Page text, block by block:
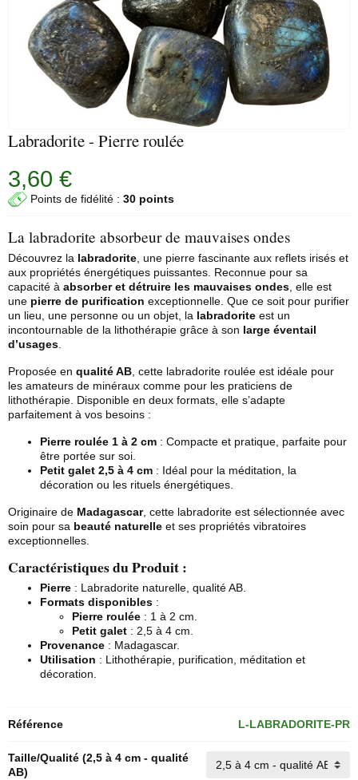
Labradorite - Pierre roulée
3,60 €
Points de fidélité : 30 points
La labradorite absorbeur de mauvaises ondes
Découvrez la labradorite , une pierre fascinante aux reflets irisés et
aux propriétés énergétiques puissantes. Reconnue pour sa
capacité à absorber et détruire les mauvaises ondes , elle est
une pierre de purification exceptionnelle. Que ce soit pour purifier
un lieu, une personne ou un objet, la labradorite est un
incontournable de la lithothérapie grâce à son large éventail
d’usages
Proposée en qualité AB , cette labradorite roulée est idéale pour
les amateurs de minéraux comme pour les praticiens de
lithothérapie. Disponible en deux formats, elle s’adapte
parfaitement à vos besoins :
Pierre roulée 1 à 2 cm : Compacte et pratique, parfaite pour
être portée sur soi.
Petit galet 2,5 à 4 cm : Idéal pour la méditation, la
décoration ou les rituels énergétiques.
Originaire de Madagascar, cette labradorite est sélectionnée avec
soin pour sa beauté naturelle et ses propriétés vibratoires
exceptionnelles.
Caractéristiques du Produit :
Pierre : Labradorite naturelle, qualité AB.
Formats disponibles :
Pierre roulée : 1 à 2 cm.
Petit galet : 2,5 à 4 cm.
Provenance : Madagascar.
Utilisation : Lithothérapie, purification, méditation et
décoration.
Référence L-LABRADORITE-PR
Taille/Qualité (2,5 à 4 cm - qualité
AB)